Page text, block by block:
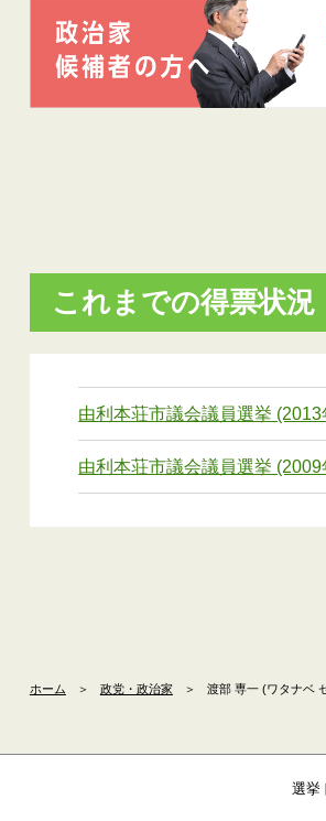
これまでの得票状況
由利本荘市議会議員選挙
由利本荘市議会議員選挙
ホーム ＞ 政党・政治家 ＞ 渡部 専一 (ワタナベ
選挙